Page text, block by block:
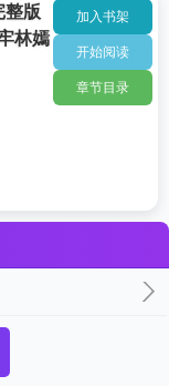
整版
林嫣
加入书架
开始阅读
章节目录